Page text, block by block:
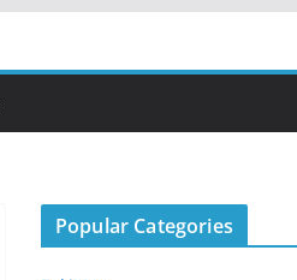
Popular Categories